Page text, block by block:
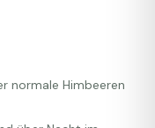
normale Himbeeren